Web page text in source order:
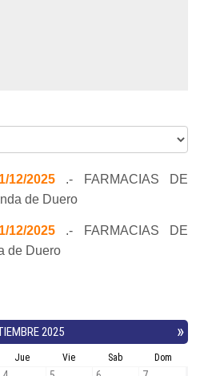
12/2025.- FARMACIAS DE
de Duero
12/2025.- FARMACIAS DE
de Duero